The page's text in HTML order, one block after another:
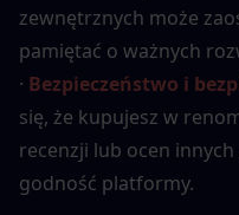
zewnętrznych może
pamiętać o ważnych
· Bezpieczeństwo i
się, że kupujesz w
recenzji lub ocen
godność platformy.